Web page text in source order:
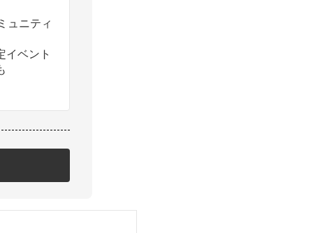
ュニティ
イベント